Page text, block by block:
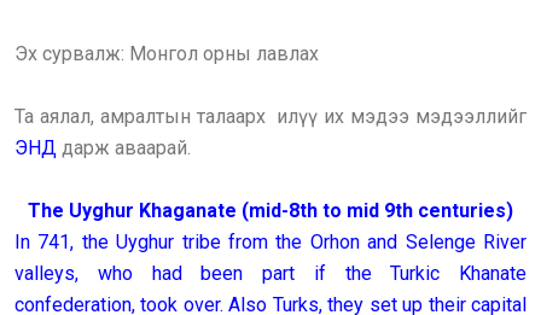
Эх сурвалж: Монгол орны лавлах
Та аялал, амралтын талаарх илүү их мэдээ мэдээллийг
ЭНД дарж аваарай.
The Uyghur Khaganate (mid-8th to mid 9th centuries)
In 741, the Uyghur tribe from the Orhon and Selenge River
valleys, who had been part if the Turkic Khanate
confederation, took over. Also Turks, they set up their capital